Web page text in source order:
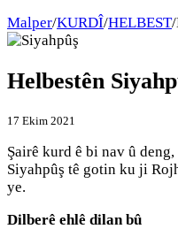
Malper/KURDÎ/HELBEST/
Helbestên
17 Ekim 2021
Şairê kurd ê bi nav û
Siyahpûş tê gotin ku ji
ye.
Dilberê ehlê dilan bû